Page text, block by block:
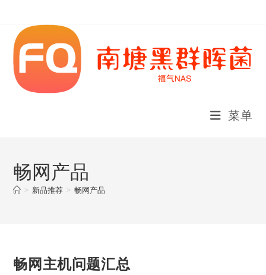
content
菜单
畅网产品
> 新品推荐 > 畅网产品
畅网主机问题汇总